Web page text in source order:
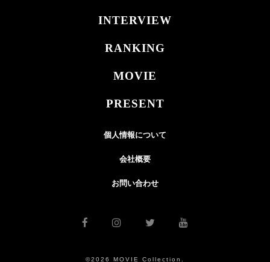
INTERVIEW
RANKING
MOVIE
PRESENT
個人情報について
会社概要
お問い合わせ
©2026 MOVIE Collection.